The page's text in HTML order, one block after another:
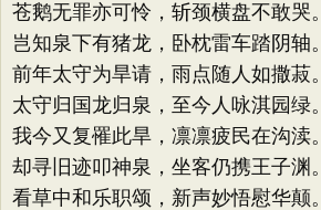
苍鹅无罪亦可怜，斩颈横盘不敢哭。
岂知泉下有猪龙，卧枕雷车踏阴轴。
前年太守为旱请，雨点随人如撒菽。
太守归国龙归泉，至今人咏淇园绿。
我今又复罹此旱，凛凛疲民在沟渎。
却寻旧迹叩神泉，坐客仍携王子渊。
看草中和乐职颂，新声妙悟慰华颠。